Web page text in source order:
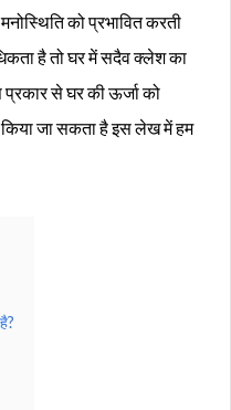
को प्रभावित करती
है तो घर में सदैव क्लेश का
प्रकार से घर की ऊर्जा को
जा सकता है इस लेख में हम